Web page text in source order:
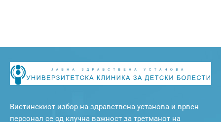
Вистинскиот избор на здравствена установа и врвен
персонал се од клучна важност за третманот на